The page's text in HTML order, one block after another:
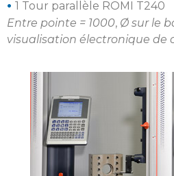
• 1 Tour parallèle ROMI T240
Entre pointe = 1000, Ø sur le
visualisation électronique de